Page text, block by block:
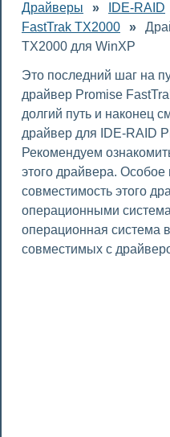
Драйверы » IDE-RAID
FastTrak TX2000
»
TX2000 для WinXP
Это последний шаг на
драйвер Promise
долгий путь и наконец
драйвер для IDE-RAID
Рекомендуем
этого драйвера.
совместимость этого
операционными
операционная система
совместимых с